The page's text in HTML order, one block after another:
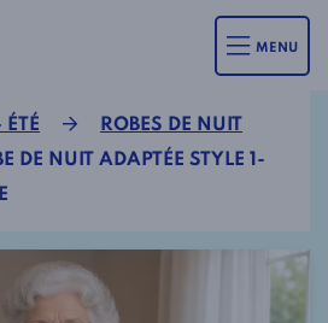
MENU
ROBES DE NUIT
DE NUIT ADAPTÉE STYLE 1-